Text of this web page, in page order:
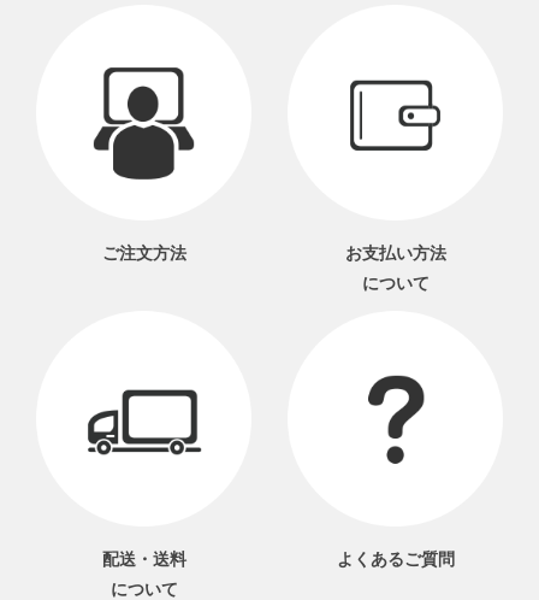
ご注文方法
お支払い方法
について
配送・送料
について
よくあるご質問